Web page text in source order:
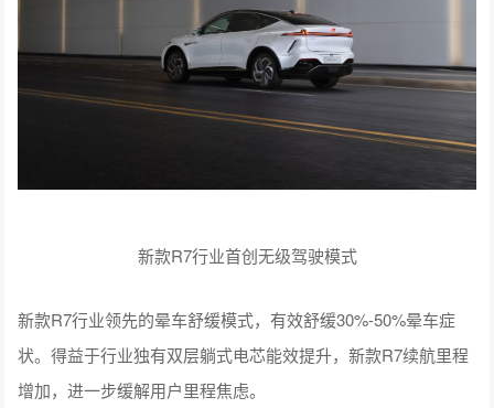
新款R7行业首创无级驾驶模式
新款R7行业领先的晕车舒缓模式，有效舒缓30%-50%晕车症
状。得益于行业独有双层躺式电芯能效提升，新款R7续航里程
增加，进一步缓解用户里程焦虑。